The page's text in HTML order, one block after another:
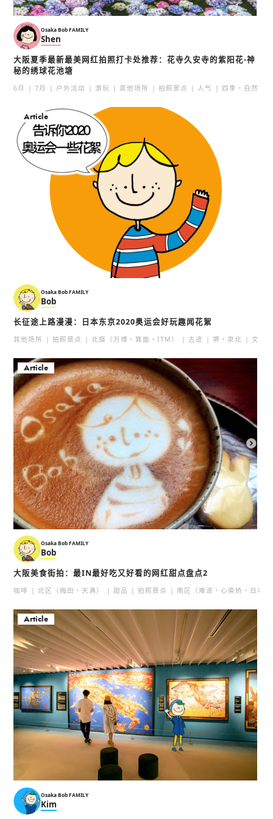
Osaka Bob FAMILY
Shen
大阪夏季最新最美网红拍照打卡处推荐：花寺久安寺的紫阳花-神
秘的绣球花池塘
6月 7月 户外活动 游玩 其他场所 拍照景点 人气 四季・自然
Article
Osaka Bob FAMILY
Bob
长征途上路漫漫：日本东京2020奥运会好玩趣闻花絮
其他场所 拍照景点 北摄（万博・箕面・ITM） 古迹 堺・泉北 文化
Article
Osaka Bob FAMILY
Bob
大阪美食街拍：最IN最好吃又好看的网红甜点盘点2
咖啡 北区（梅田・天满） 甜品 拍照景点 南区（难波・心斋桥・日本
Article
Osaka Bob FAMILY
Kim